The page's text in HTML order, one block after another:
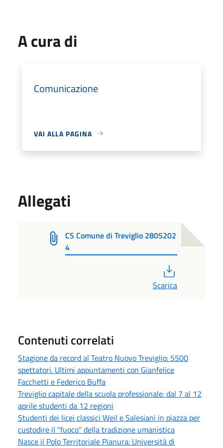
A cura di
Comunicazione
VAI ALLA PAGINA
Allegati
CS Comune di Treviglio 2805202
4
Scarica
Contenuti correlati
Stagione da record al Teatro Nuovo Treviglio: 5500
spettatori. Ultimi appuntamenti con Gianfelice
Facchetti e Federico Buffa
Treviglio capitale della scuola professionale: dal 7 al 12
aprile studenti da 12 regioni
Studenti dei licei classici Weil e Salesiani in piazza per
custodire il "fuoco" della tradizione umanistica
Nasce il Polo Territoriale Pianura: Università di